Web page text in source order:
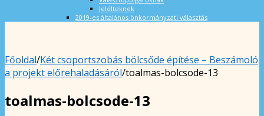
Jelölteknek
2019-es általános önkormányzati választás
Főoldal/Két csoportszobás bölcsőde építése – Beszámoló
a projekt előrehaladásáról/toalmas-bolcsode-13
toalmas-bolcsode-13